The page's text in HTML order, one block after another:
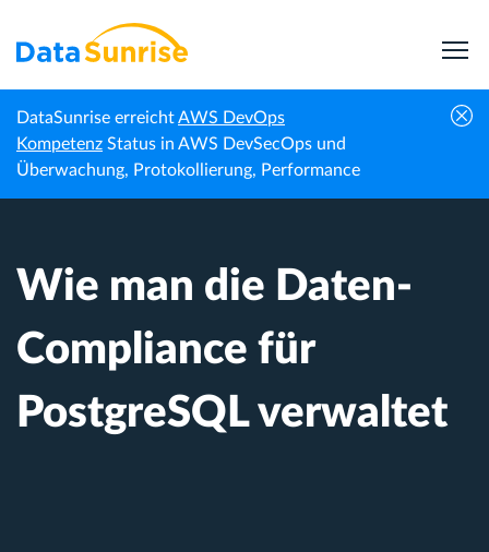
DataSunrise erreichtAWS DevOps
Kompetenz Status in AWS DevSecOps und
Überwachung, Protokollierung, Performance
Startseite Wissenszentrum
Wie man die Daten-Compliance für
PostgreSQL verwaltet
Wie man die Daten-
Compliance für
PostgreSQL verwaltet